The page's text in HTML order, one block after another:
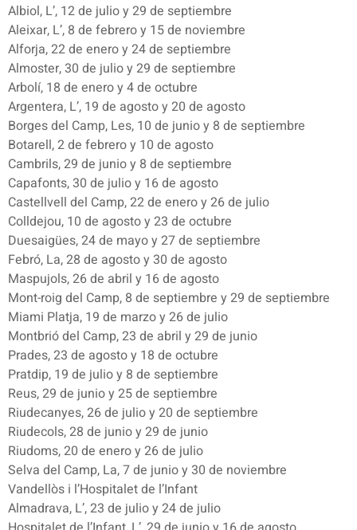
Albiol, L’, 12 de julio y 29 de septiembre
Aleixar, L’, 8 de febrero y 15 de noviembre
Alforja, 22 de enero y 24 de septiembre
Almoster, 30 de julio y 29 de septiembre
Arbolí, 18 de enero y 4 de octubre
Argentera, L’, 19 de agosto y 20 de agosto
Borges del Camp, Les, 10 de junio y 8 de septiembre
Botarell, 2 de febrero y 10 de agosto
Cambrils, 29 de junio y 8 de septiembre
Capafonts, 30 de julio y 16 de agosto
Castellvell del Camp, 22 de enero y 26 de julio
Colldejou, 10 de agosto y 23 de octubre
Duesaigües, 24 de mayo y 27 de septiembre
Febró, La, 28 de agosto y 30 de agosto
Maspujols, 26 de abril y 16 de agosto
Mont-roig del Camp, 8 de septiembre y 29 de septiembre
Miami Platja, 19 de marzo y 26 de julio
Montbrió del Camp, 23 de abril y 29 de junio
Prades, 23 de agosto y 18 de octubre
Pratdip, 19 de julio y 8 de septiembre
Reus, 29 de junio y 25 de septiembre
Riudecanyes, 26 de julio y 20 de septiembre
Riudecols, 28 de junio y 29 de junio
Riudoms, 20 de enero y 26 de julio
Selva del Camp, La, 7 de junio y 30 de noviembre
Vandellòs i l’Hospitalet de l’Infant
Almadrava, L’, 23 de julio y 24 de julio